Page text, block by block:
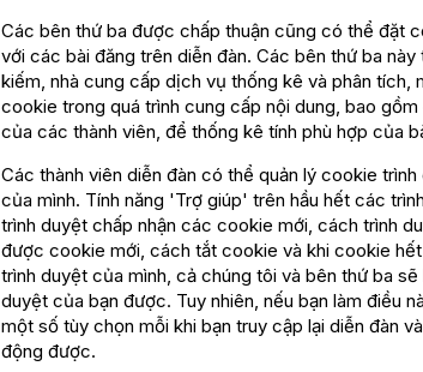
Các bên thứ ba được chấp thuận cũng có thể đặt
với các bài đăng trên diễn đàn. Các bên thứ ba
kiếm, nhà cung cấp dịch vụ thống kê và phân tích,
cookie trong quá trình cung cấp nội dung, bao
của các thành viên, để thống kê tính phù hợp của
Các thành viên diễn đàn có thể quản lý cookie
của mình. Tính năng 'Trợ giúp' trên hầu hết các
trình duyệt chấp nhận các cookie mới, cách trình
được cookie mới, cách tắt cookie và khi cookie
trình duyệt của mình, cả chúng tôi và bên thứ ba
duyệt của bạn được. Tuy nhiên, nếu bạn làm điều
một số tùy chọn mỗi khi bạn truy cập lại diễn đàn
động được.